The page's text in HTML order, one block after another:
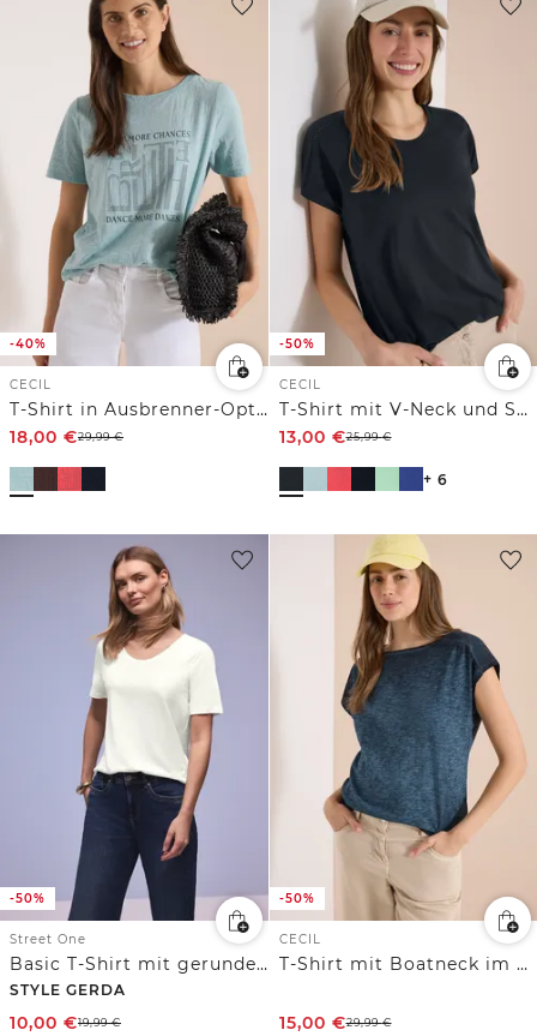
-40%
CECIL
T-Shirt in Ausbrenner-Optik
18,00 €29,99€
-50%
CECIL
T-Shirt mit V-Neck und Spitzendetail
13,00 €25,99€
+ 6
-50%
Street One
Basic T-Shirt mit gerundetem V-Neck
STYLE GERDA
10,00 €19,99€
-50%
CECIL
T-Shirt mit Boatneck im Garment-Dye-Look
15,00 €29,99€